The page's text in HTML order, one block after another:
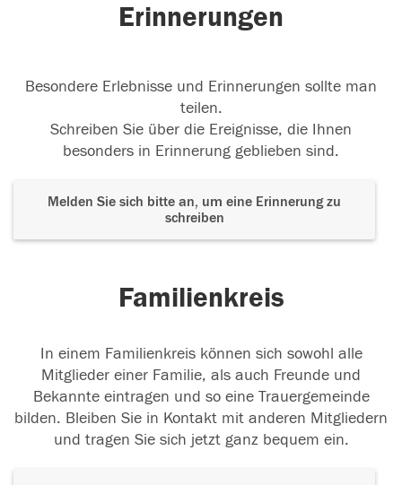
Erinnerungen
Besondere Erlebnisse und Erinnerungen sollte man
teilen.
Schreiben Sie über die Ereignisse, die Ihnen
besonders in Erinnerung geblieben sind.
Melden Sie sich bitte an, um eine Erinnerung zu
schreiben
Familienkreis
In einem Familienkreis können sich sowohl alle
Mitglieder einer Familie, als auch Freunde und
Bekannte eintragen und so eine Trauergemeinde
bilden. Bleiben Sie in Kontakt mit anderen Mitgliedern
und tragen Sie sich jetzt ganz bequem ein.